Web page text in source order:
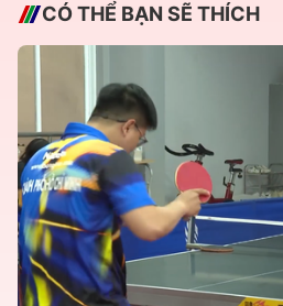
CÓ THỂ BẠN SẼ THÍCH